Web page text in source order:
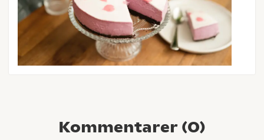
Kommentarer (0)